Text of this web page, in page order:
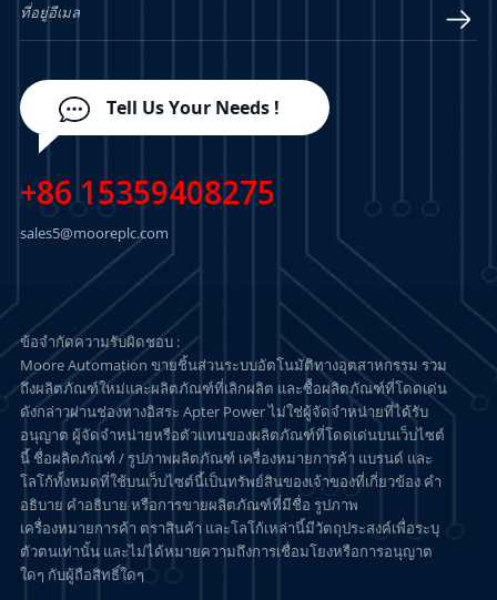
Tell Us Your Needs !
+86 15359408275
sales5@mooreplc.com
ข้อจำกัดความรับผิดชอบ :
Moore Automation ขายชิ้นส่วนระบบอัตโนมัติทางอุตสาหกรรม รวม
ถึงผลิตภัณฑ์ใหม่และผลิตภัณฑ์ที่เลิกผลิต และซื้อผลิตภัณฑ์ที่โดดเด่น
ดังกล่าวผ่านช่องทางอิสระ Apter Power ไม่ใช่ผู้จัดจำหน่ายที่ได้รับ
อนุญาต ผู้จัดจำหน่ายหรือตัวแทนของผลิตภัณฑ์ที่โดดเด่นบนเว็บไซต์
นี้ ชื่อผลิตภัณฑ์ / รูปภาพผลิตภัณฑ์ เครื่องหมายการค้า แบรนด์ และ
โลโก้ทั้งหมดที่ใช้บนเว็บไซต์นี้เป็นทรัพย์สินของเจ้าของที่เกี่ยวข้อง คำ
อธิบาย คำอธิบาย หรือการขายผลิตภัณฑ์ที่มีชื่อ รูปภาพ
เครื่องหมายการค้า ตราสินค้า และโลโก้เหล่านี้มีวัตถุประสงค์เพื่อระบุ
ตัวตนเท่านั้น และไม่ได้หมายความถึงการเชื่อมโยงหรือการอนุญาต
ใดๆ กับผู้ถือสิทธิ์ใดๆ